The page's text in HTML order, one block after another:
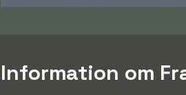
Information om